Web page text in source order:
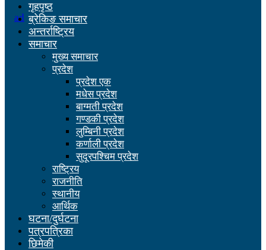
गृहपृष्ठ
ब्रेकिङ समाचार
अन्तर्राष्ट्रिय
समाचार
मुख्य समाचार
प्रदेश
प्रदेश एक
मधेस प्रदेश
बाग्मती प्रदेश
गण्डकी प्रदेश
लुम्बिनी प्रदेश
कर्णाली प्रदेश
सुदूरपश्चिम प्रदेश
राष्ट्रिय
राजनीति
स्थानीय
आर्थिक
घटना/दुर्घटना
पत्रपत्रिका
छिमेकी